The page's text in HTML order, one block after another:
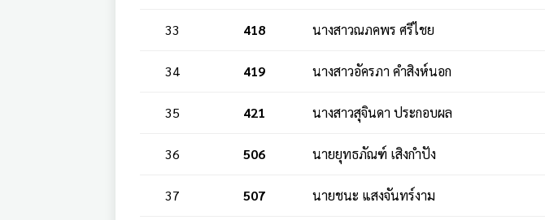
33 418 นางสาวณภคพร ศรีไชย
34 419 นางสาวอัครภา คำสิงห์นอก
35 421 นางสาวสุจินดา ประกอบผล
36 506 นายยุทธภัณฑ์ เสิงกำปัง
37 507 นายชนะ แสงจันทร์งาม